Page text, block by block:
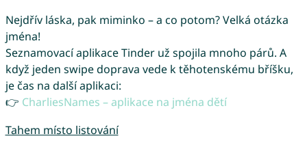
Nejdřív láska, pak miminko – a co potom? Velká otázka
jména!
Seznamovací aplikace Tinder už spojila mnoho párů. A
když jeden swipe doprava vede k těhotenskému bříšku,
je čas na další aplikaci:
👉 CharliesNames – aplikace na jména dětí
Tahem místo listování